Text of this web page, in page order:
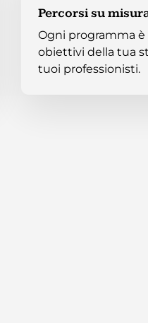
Percorsi su
Ogni programma
obiettivi della tua
tuoi professionisti.